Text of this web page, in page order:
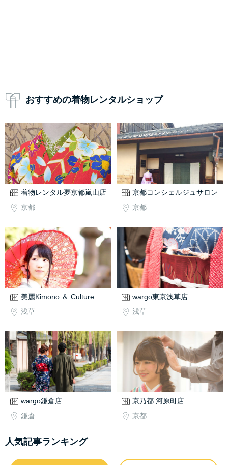
おすすめの着物レンタルショップ
着物レンタル夢京都嵐山店
京都
京都コンシェルジュサロン
京都
美麗Kimono ＆ Culture
浅草
wargo東京浅草店
浅草
wargo鎌倉店
鎌倉
京乃都 河原町店
京都
人気記事ランキング